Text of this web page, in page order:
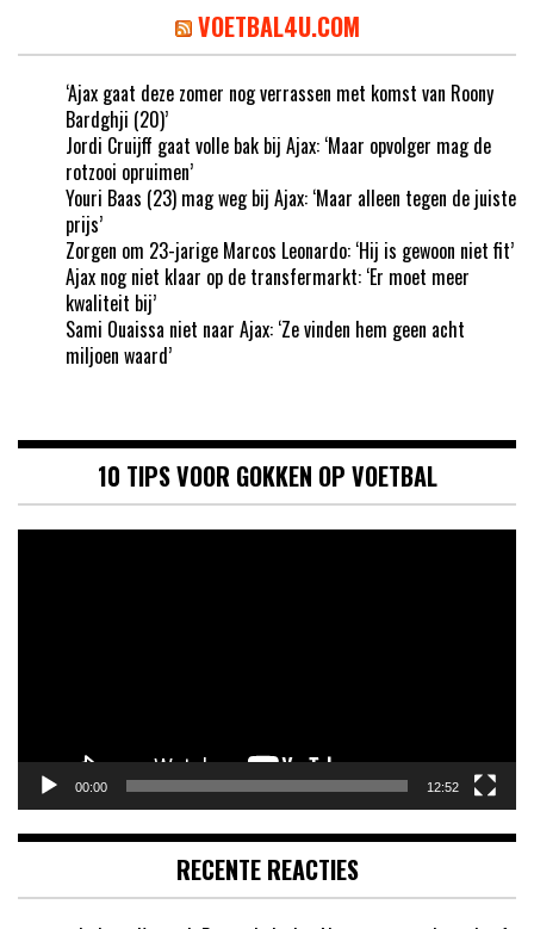
VOETBAL4U.COM
‘Ajax gaat deze zomer nog verrassen met komst van Roony
Bardghji (20)’
Jordi Cruijff gaat volle bak bij Ajax: ‘Maar opvolger mag de
rotzooi opruimen’
Youri Baas (23) mag weg bij Ajax: ‘Maar alleen tegen de juiste
prijs’
Zorgen om 23-jarige Marcos Leonardo: ‘Hij is gewoon niet fit’
Ajax nog niet klaar op de transfermarkt: ‘Er moet meer
kwaliteit bij’
Sami Ouaissa niet naar Ajax: ‘Ze vinden hem geen acht
miljoen waard’
10 TIPS VOOR GOKKEN OP VOETBAL
00:00 12:52
RECENTE REACTIES